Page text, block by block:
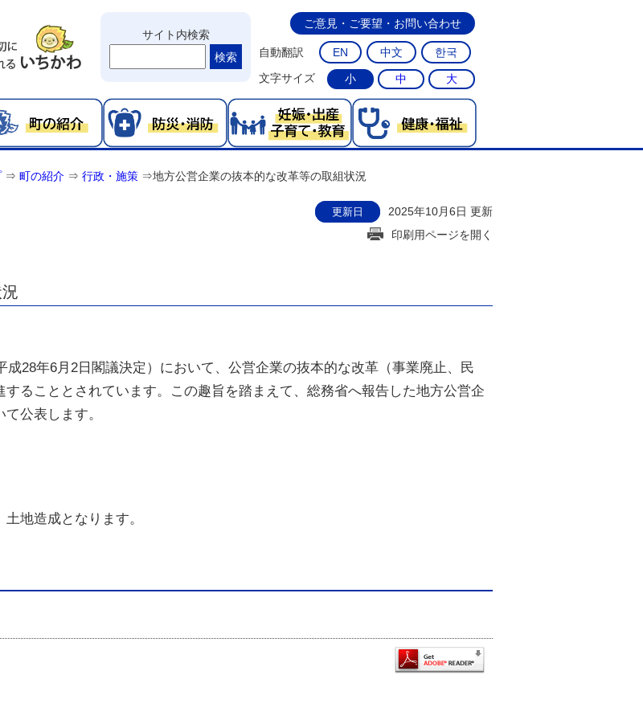
サイト内検索
検索
ご意見・ご要望・お問い合わせ
自動翻訳 EN 中文
한국
文字サイズ
小 中 大
⇒ 町の紹介 ⇒ 行政・施策 ⇒地方公営企業の抜本的な改革等の取組状況
更新日
2025年10月6日 更新
印刷用ページを開く
成28年6月2日閣議決定）において、公営企業の抜本的な改革（事業廃止、民
ることとされています。この趣旨を踏まえて、総務省へ報告した地方公営企
公表します。
地造成となります。